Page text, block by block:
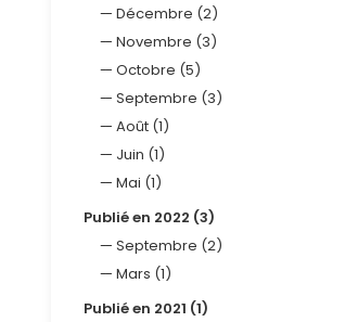
Décembre (2)
Novembre (3)
Octobre (5)
Septembre (3)
Août (1)
Juin (1)
Mai (1)
Publié en 2022 (3)
Septembre (2)
Mars (1)
Publié en 2021 (1)